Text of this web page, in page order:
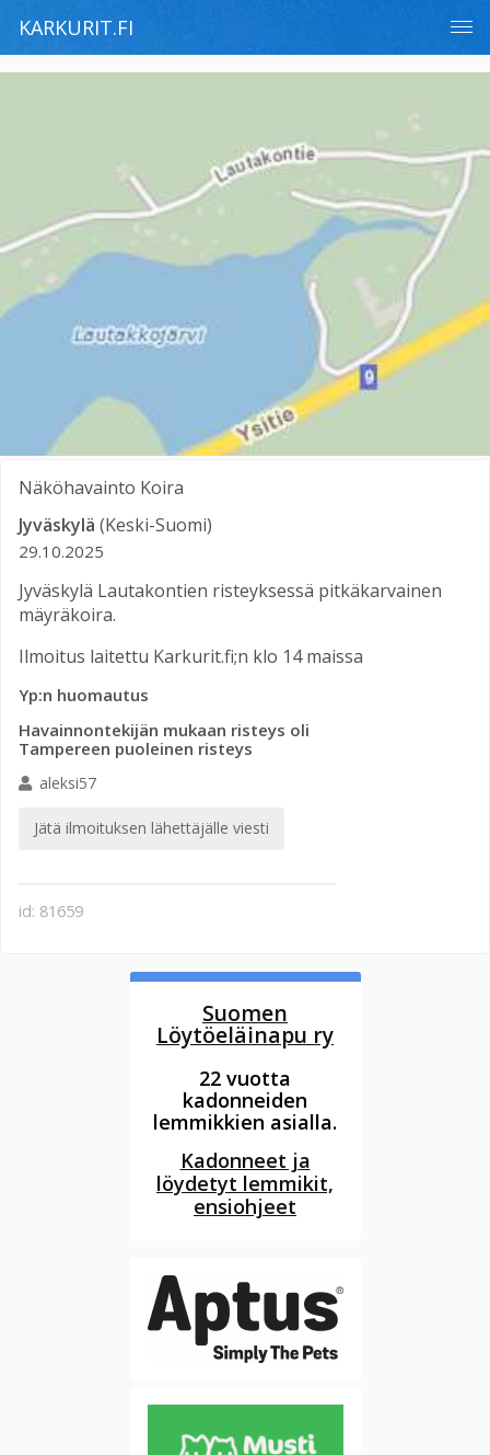
KARKURIT.FI
Näköhavainto Koira
Jyväskylä (Keski-Suomi)
29.10.2025
Jyväskylä Lautakontien risteyksessä pitkäkarvainen
mäyräkoira.
Ilmoitus laitettu Karkurit.fi;n klo 14 maissa
Yp:n huomautus
Havainnontekijän mukaan risteys oli
Tampereen puoleinen risteys
aleksi57
Jätä ilmoituksen lähettäjälle viesti
id: 81659
Suomen
Löytöeläinapu ry
22 vuotta
kadonneiden
lemmikkien asialla.
Kadonneet ja
löydetyt lemmikit,
ensiohjeet